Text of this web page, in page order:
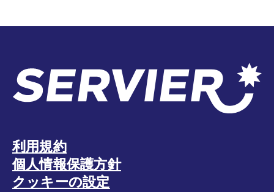
利用規約
個人情報保護方針
クッキーの設定